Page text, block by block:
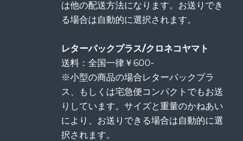
は他の配送方法になります。お送りでき
る場合は自動的に選択されます。
レターパックプラス/クロネコヤマト
送料：全国一律￥600-
※小型の商品の場合レターパックプラ
ス、もしくは宅急便コンパクトでもお送
りしています。サイズと重量のかねあい
により、お送りできる場合は自動的に選
択されます。